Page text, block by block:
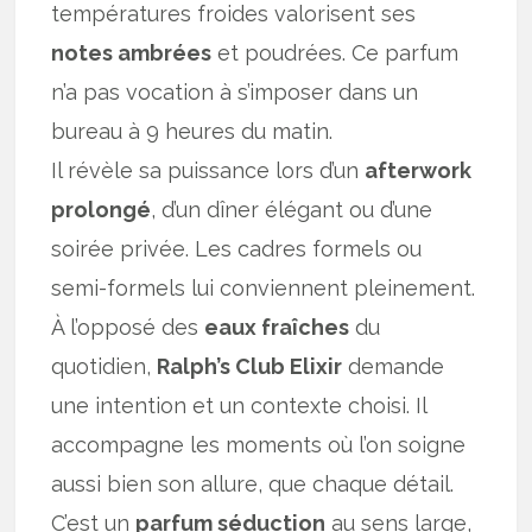
températures froides valorisent ses
notes ambrées et poudrées. Ce parfum
n’a pas vocation à s’imposer dans un
bureau à 9 heures du matin.
Il révèle sa puissance lors d’un afterwork
prolongé, d’un dîner élégant ou d’une
soirée privée. Les cadres formels ou
semi-formels lui conviennent pleinement.
À l’opposé des eaux fraîches du
quotidien, Ralph’s Club Elixir demande
une intention et un contexte choisi. Il
accompagne les moments où l’on soigne
aussi bien son allure, que chaque détail.
C’est un parfum séduction au sens large,